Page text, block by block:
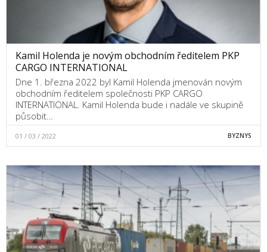
Kamil Holenda je novým obchodním ředitelem PKP
CARGO INTERNATIONAL
Dne 1. března 2022 byl Kamil Holenda jmenován novým
obchodním ředitelem společnosti PKP CARGO
INTERNATIONAL. Kamil Holenda bude i nadále ve skupině
působit…
01 / 03 / 2022 BYZNYS